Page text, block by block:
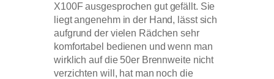
X100F ausgesprochen gut gefällt. Sie
liegt angenehm in der Hand, lässt sich
aufgrund der vielen Rädchen sehr
komfortabel bedienen und wenn man
wirklich auf die 50er Brennweite nicht
verzichten will, hat man noch die